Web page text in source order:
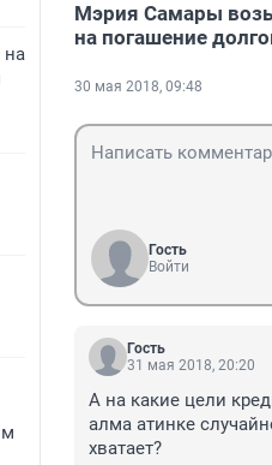
на
Мэрия Самары
на погашение
30 мая 2018, 09:48
Гость
Войти
Гость
31 мая 2018, 20:20
А на какие цели
алма атинке
хватает?